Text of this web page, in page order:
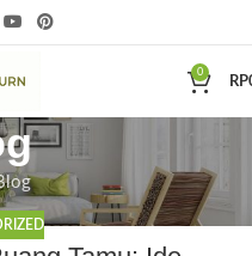
0
RP